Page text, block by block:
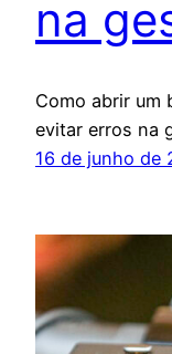
na
Como abrir um
evitar erros na
16 de junho de